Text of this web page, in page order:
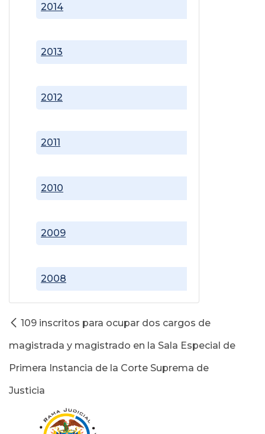
2008
2009
2010
2011
2012
2013
2014
109 inscritos para ocupar dos cargos de
magistrada y magistrado en la Sala Especial de
Primera Instancia de la Corte Suprema de
Justicia